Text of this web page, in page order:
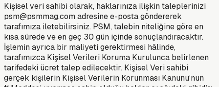
Kişisel veri sahibi olarak, haklarınıza ilişkin taleplerinizi
psm@psmmag.comadresine e-posta göndererek
tarafımıza iletebilirsiniz. PSM, talebin niteliğine göre en
kısa sürede ve en geç 30 gün içinde sonuçlandıracaktır.
İşlemin ayrıca bir maliyeti gerektirmesi hâlinde,
tarafımızca Kişisel Verileri Koruma Kurulunca belirlenen
tarifedeki ücret talep edilecektir. Kişisel Veri sahibi
gerçek kişilerin Kişisel Verilerin Korunması Kanunu’nun